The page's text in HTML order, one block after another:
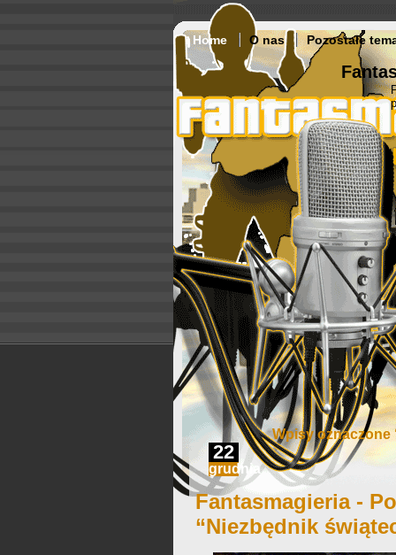
Home O nas Pozostałe
Wpisy oznaczone
22
grudnia
Fantasmagieria -
“Niezbędnik